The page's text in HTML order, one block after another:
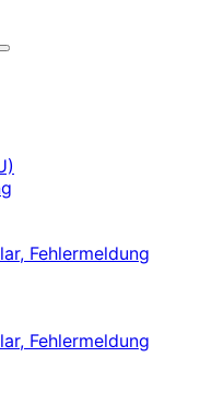
Fehlermeldung
Fehlermeldung